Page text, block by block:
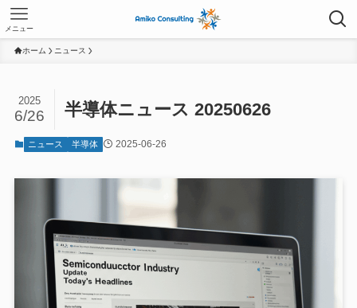
メニュー
ホーム ニュース
半導体ニュース 20250626
2025
6/26
ニュース 半導体 2025-06-26